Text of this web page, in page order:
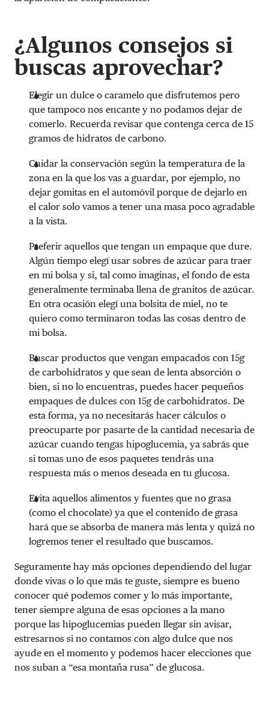
¿Algunos consejos si
buscas aprovechar?
Elegir un dulce o caramelo que disfrutemos pero
que tampoco nos encante y no podamos dejar de
comerlo. Recuerda revisar que contenga cerca de 15
gramos de hidratos de carbono.
Cuidar la conservación según la temperatura de la
zona en la que los vas a guardar, por ejemplo, no
dejar gomitas en el automóvil porque de dejarlo en
el calor solo vamos a tener una masa poco agradable
a la vista.
Preferir aquellos que tengan un empaque que dure.
Algún tiempo elegí usar sobres de azúcar para traer
en mi bolsa y si, tal como imaginas, el fondo de esta
generalmente terminaba llena de granitos de azúcar.
En otra ocasión elegí una bolsita de miel, no te
quiero como terminaron todas las cosas dentro de
mi bolsa.
Buscar productos que vengan empacados con 15g
de carbohidratos y que sean de lenta absorción o
bien, si no lo encuentras, puedes hacer pequeños
empaques de dulces con 15g de carbohidratos. De
esta forma, ya no necesitarás hacer cálculos o
preocuparte por pasarte de la cantidad necesaria de
azúcar cuando tengas hipoglucemia, ya sabrás que
si tomas uno de esos paquetes tendrás una
respuesta más o menos deseada en tu glucosa.
Evita aquellos alimentos y fuentes que no grasa
(como el chocolate) ya que el contenido de grasa
hará que se absorba de manera más lenta y quizá no
logremos tener el resultado que buscamos.
Seguramente hay más opciones dependiendo del lugar
donde vivas o lo que más te guste, siempre es bueno
conocer qué podemos comer y lo más importante,
tener siempre alguna de esas opciones a la mano
porque las hipoglucemias pueden llegar sin avisar,
estresarnos si no contamos con algo dulce que nos
ayude en el momento y podemos hacer elecciones que
nos suban a “esa montaña rusa” de glucosa.